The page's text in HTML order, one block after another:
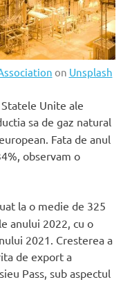
on Unsplash
Unite ale
sa de gaz natural
Fata de anul
observam o
la o medie de 325
anului 2022, cu o
2021. Cresterea a
de export a
Pass, sub aspectul